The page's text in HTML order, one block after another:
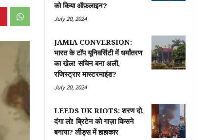
को किया ऑफ़लाइन?
July 20, 2024
JAMIA CONVERSION:
भारत के टॉप यूनिवर्सिटी में धर्मांतरण
का खेल! सचिन बना अली,
रजिस्ट्रार मास्टरमाइंड?
July 20, 2024
LEEDS UK RIOTS: शरण दो,
दंगा लो! ब्रिटेन को गाज़ा किसने
बनाया? लीड्स में हाहाकार